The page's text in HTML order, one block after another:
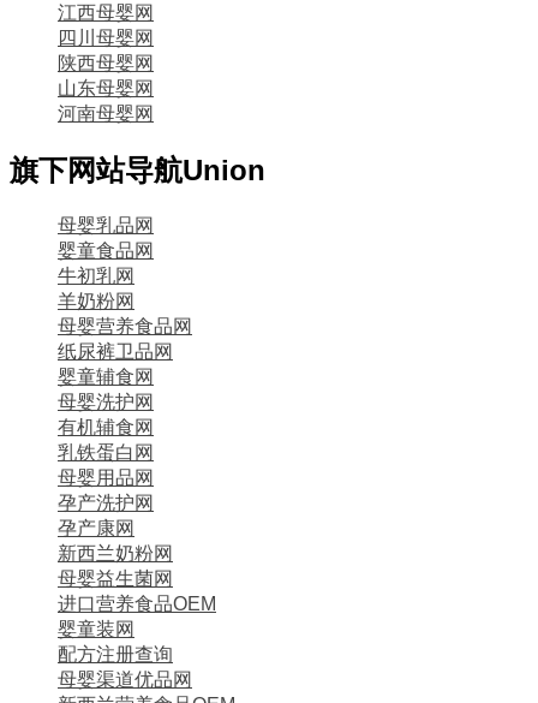
江西母婴网
四川母婴网
陕西母婴网
山东母婴网
河南母婴网
旗下网站导航Union
母婴乳品网
婴童食品网
牛初乳网
羊奶粉网
母婴营养食品网
纸尿裤卫品网
婴童辅食网
母婴洗护网
有机辅食网
乳铁蛋白网
母婴用品网
孕产洗护网
孕产康网
新西兰奶粉网
母婴益生菌网
进口营养食品OEM
婴童装网
配方注册查询
母婴渠道优品网